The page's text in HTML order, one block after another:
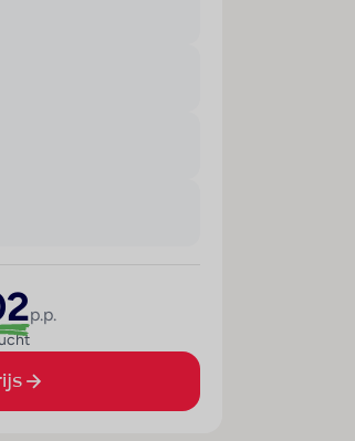
p.p.